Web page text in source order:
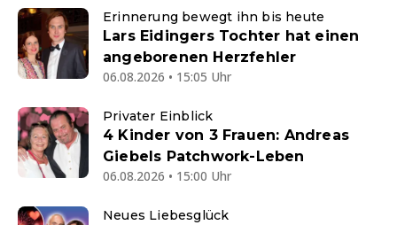
Erinnerung bewegt ihn bis heute
Lars Eidingers Tochter hat einen
angeborenen Herzfehler
06.08.2026 • 15:05 Uhr
Privater Einblick
4 Kinder von 3 Frauen: Andreas
Giebels Patchwork-Leben
06.08.2026 • 15:00 Uhr
Neues Liebesglück